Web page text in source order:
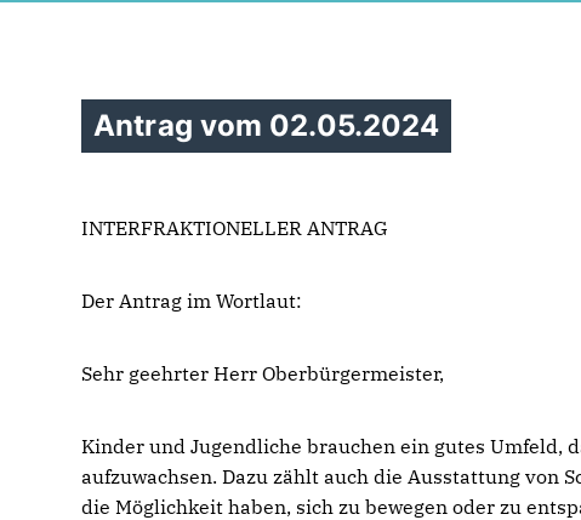
Antrag vom 02.05.2024
INTERFRAKTIONELLER ANTRAG
Der Antrag im Wortlaut:
Sehr geehrter Herr Oberbürgermeister,
Kinder und Jugendliche brauchen ein gutes Umfeld,
aufzuwachsen. Dazu zählt auch die Ausstattung von
die Möglichkeit haben, sich zu bewegen oder zu